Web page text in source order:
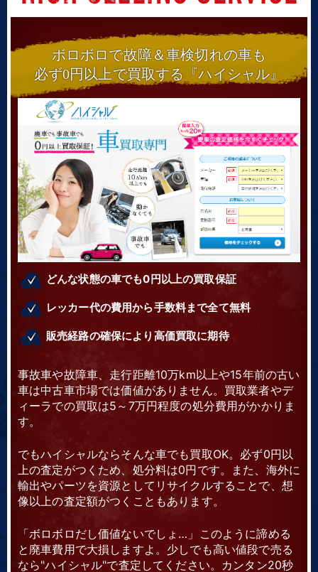
ボロボロで故障＆車検切れの車も
必ず0円以上で買取する『ハイシャル』
どんな状態の車でも0円以上の買取保証
レッカー代の費用から手数料まで全て無料
販売経路の確保により高価買取に期待
事故車や故障車、走行距離10万km以上や15年前の古い
車は中古車市場では価値がありません。買取業者やデ
ィーラでの買取は5～7万円程度の処分費用がかかりま
す。
でもハイシャルならそんな車でも買取OK。必ず0円以
上の査定がつくため、処分料は0円です。また、海外に
輸出やパーツを資源としてリサイクルすることで、想
像以上の査定額がつくこともあります。
「ボロボロだし価値ないでしょ…」このように諦める
と廃車費用で大損しますよ。少しでも高い値段で売る
なら"ハイシャル"で査定してください。カンタン20秒